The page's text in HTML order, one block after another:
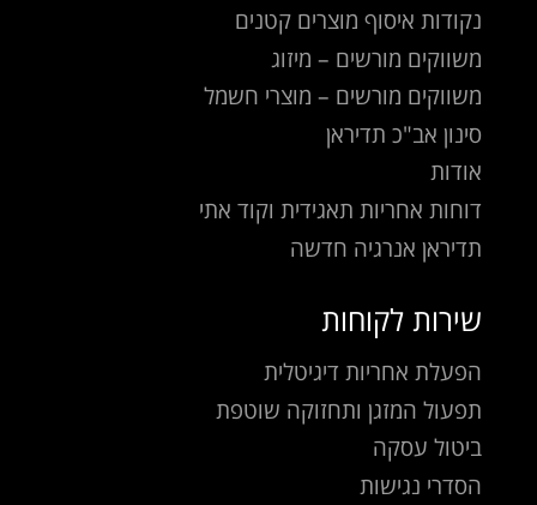
נקודות איסוף מוצרים קטנים
משווקים מורשים – מיזוג
משווקים מורשים – מוצרי חשמל
סינון אב"כ תדיראן
אודות
דוחות אחריות תאגידית וקוד אתי
תדיראן אנרגיה חדשה
שירות לקוחות
הפעלת אחריות דיגיטלית
תפעול המזגן ותחזוקה שוטפת
ביטול עסקה
הסדרי נגישות